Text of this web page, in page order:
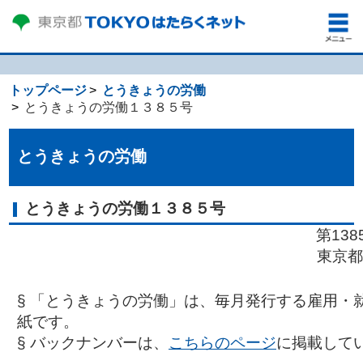
トップページ
とうきょうの労働
とうきょうの労働１３８５号
とうきょうの労働
とうきょうの労働１３８５号
第
東京
§ 「とうきょうの労働」は、毎月発行する雇用・
紙です。
§ バックナンバーは、 こちらのページに掲載して